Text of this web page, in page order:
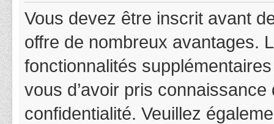
Vous devez être inscrit avant
offre de nombreux avantages.
fonctionnalités
vous d’avoir pris
confidentialité. Veuillez